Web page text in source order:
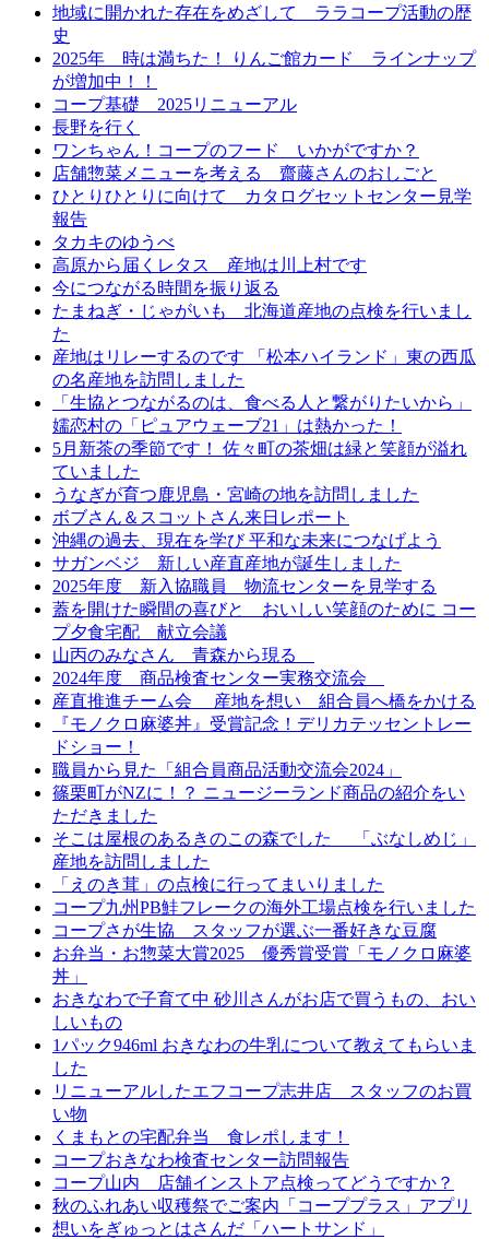
地域に開かれた存在をめざして ララコープ活動の歴
史
2025年 時は満ちた！ りんご館カード ラインナップ
が増加中！！
コープ基礎 2025リニューアル
長野を行く
ワンちゃん！コープのフード いかがですか？
店舗惣菜メニューを考える 齋藤さんのおしごと
ひとりひとりに向けて カタログセットセンター見学
報告
タカキのゆうべ
高原から届くレタス 産地は川上村です
今につながる時間を振り返る
たまねぎ・じゃがいも 北海道産地の点検を行いまし
た
産地はリレーするのです 「松本ハイランド」東の西瓜
の名産地を訪問しました
「生協とつながるのは、食べる人と繋がりたいから」
嬬恋村の「ピュアウェーブ21」は熱かった！
5月新茶の季節です！ 佐々町の茶畑は緑と笑顔が溢れ
ていました
うなぎが育つ鹿児島・宮崎の地を訪問しました
ボブさん＆スコットさん来日レポート
沖縄の過去、現在を学び 平和な未来につなげよう
サガンベジ 新しい産直産地が誕生しました
2025年度 新入協職員 物流センターを見学する
蓋を開けた瞬間の喜びと おいしい笑顔のために コー
プ夕食宅配 献立会議
山丙のみなさん 青森から現る
2024年度 商品検査センター実務交流会
産直推進チーム会 産地を想い 組合員へ橋をかける
『モノクロ麻婆丼』受賞記念！デリカテッセントレー
ドショー！
職員から見た「組合員商品活動交流会2024」
篠栗町がNZに！？ ニュージーランド商品の紹介をい
ただきました
そこは屋根のあるきのこの森でした 「ぶなしめじ」
産地を訪問しました
「えのき茸」の点検に行ってまいりました
コープ九州PB鮭フレークの海外工場点検を行いました
コープさが生協 スタッフが選ぶ一番好きな豆腐
お弁当・お惣菜大賞2025 優秀賞受賞「モノクロ麻婆
丼」
おきなわで子育て中 砂川さんがお店で買うもの、おい
しいもの
1パック946ml おきなわの牛乳について教えてもらいま
した
リニューアルしたエフコープ志井店 スタッフのお買
い物
くまもとの宅配弁当 食レポします！
コープおきなわ検査センター訪問報告
コープ山内 店舗インストア点検ってどうですか？
秋のふれあい収穫祭でご案内「コーププラス」アプリ
想いをぎゅっとはさんだ「ハートサンド」